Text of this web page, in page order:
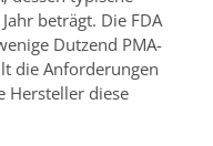
beträgt. Die FDA
Dutzend PMA-
die Anforderungen
Hersteller diese